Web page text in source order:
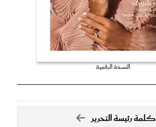
النسخة الرقمية
كلمة رئيسة التحرير